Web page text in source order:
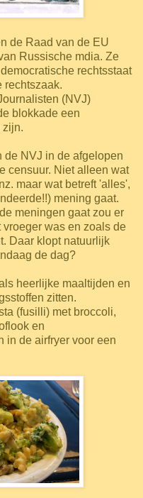
de Raad van de EU
Russische mdia. Ze
rechtsstaat
rechtszaak.
(NVJ)
blokkade een
zijn.
de NVJ in de afgelopen
censuur. Niet alleen wat
maar wat betreft 'alles',
mening gaat.
meningen gaat zou er
was en zoals de
Daar klopt natuurlijk
de dag?
heerlijke maaltijden en
zitten.
(fusilli) met broccoli,
en
in de airfryer voor een